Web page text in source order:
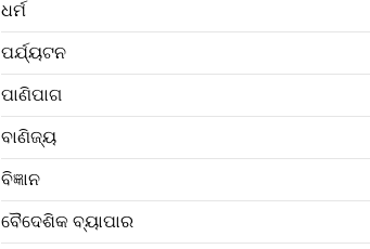
ଧର୍ମ
ପର୍ଯ୍ୟଟନ
ପାଣିପାଗ
ବାଣିଜ୍ୟ
ବିଜ୍ଞାନ
ବୈଦେଶିକ ବ୍ୟାପାର